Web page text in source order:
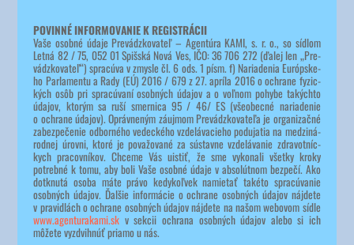
POVIN­NÉ INFOR­MO­VA­NIE K REGIS­TRÁ­CII
Vaše osob­né úda­je Pre­vádz­ko­va­teľ – Agen­tú­ra KAMI, s. r. o., so síd­lom
Let­ná 82 /​ 75, 052 01 Spiš­ská Nová Ves, IČO: 36 706 272 (ďalej len „Pre­
vádz­ko­va­teľ“) spra­cú­va v zmys­le čl. 6 ods. 1 písm. f) Naria­de­nia Európ­ske­
ho Par­la­men­tu a Rady (EÚ) 2016 /​ 679 z 27. aprí­la 2016 o ochra­ne fyzic­
kých osôb pri spra­cú­va­ní osob­ných úda­jov a o voľ­nom pohy­be takých­to
úda­jov, kto­rým sa ruší smer­ni­ca 95 /​ 46/​ ES (vše­obec­né naria­de­nie
o ochra­ne úda­jov). Opráv­ne­ným záuj­mom Pre­vádz­ko­va­te­ľa je orga­ni­zač­né
zabez­pe­če­nie odbor­né­ho vedec­ké­ho vzde­lá­va­cie­ho podu­ja­tia na medzi­ná­
rod­nej úrov­ni, kto­ré je pova­žo­va­né za sústav­ne vzde­lá­va­nie zdra­vot­níc­
kych pra­cov­ní­kov. Chce­me Vás uis­tiť, že sme vyko­na­li všet­ky kro­ky
potreb­né k tomu, aby boli Vaše osob­né úda­je v abso­lút­nom bez­pe­čí. Ako
dot­knu­tá oso­ba máte prá­vo kedy­koľ­vek namie­tať také­to spra­cú­va­nie
osob­ných úda­jov. Ďal­šie infor­má­cie o ochra­ne osob­ných úda­jov náj­de­te
www.agenturakami.sk v sek­cii ochra­na osob­ných úda­jov ale­bo si ich
môže­te vyz­dvi­hnúť pria­mo u nás.